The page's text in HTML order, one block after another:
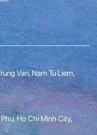
Van, Nam Tu Liem,
Ho Chi Minh City,